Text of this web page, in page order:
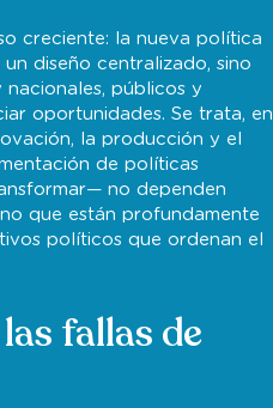
creciente: la nueva política
diseño centralizado, sino
públicos y
oportunidades. Se trata, en
la producción y el
de políticas
no dependen
que están profundamente
políticos que ordenan el
fallas de